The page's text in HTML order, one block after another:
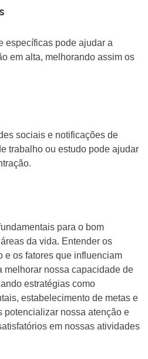
específicas pode ajudar a
em alta, melhorando assim os
sociais e notificações de
trabalho ou estudo pode ajudar
para o bom
da vida. Entender os
e os fatores que influenciam
melhorar nossa capacidade de
estratégias como
estabelecimento de metas e
potencializar nossa atenção e
em nossas atividades